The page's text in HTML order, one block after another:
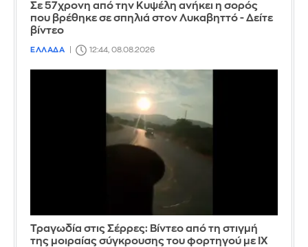
Σε 57χρονη από την Κυψέλη ανήκει η σορός
που βρέθηκε σε σπηλιά στον Λυκαβηττό - Δείτε
βίντεο
ΕΛΛΑΔΑ 12:44, 08.08.2026
Τραγωδία στις Σέρρες: Βίντεο από τη στιγμή
της μοιραίας σύγκρουσης του φορτηγού με ΙΧ